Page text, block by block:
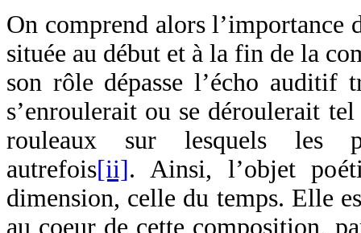
On comprend alors l’importance
située au début et à la fin de la
son rôle dépasse l’écho auditif
s’enroulerait ou se déroulerait
rouleaux sur lesquels les
autrefois[ii]. Ainsi, l’objet
dimension, celle du temps. Elle
au coeur de cette composition,